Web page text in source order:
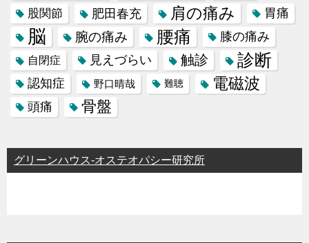
股関節 肥田春充 肩の痛み 胃痛
脳 腕の痛み 腰痛 膝の痛み
自閉症 見えづらい 触診 診断
認知症 野口晴哉 難聴 電磁波
頭痛 骨盤
グリーンハウス-オステオパシー研究所